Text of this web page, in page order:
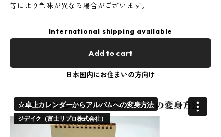
等により色味が異なる場合がございます。
International shipping available
Add to cart
日本国内にお住まいの方向け